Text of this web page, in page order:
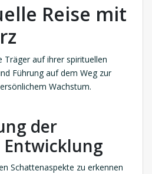
Reise mit
Träger auf ihrer spirituellen
Führung auf dem Weg zur
Wachstum.
der
Schattenaspekte zu erkennen